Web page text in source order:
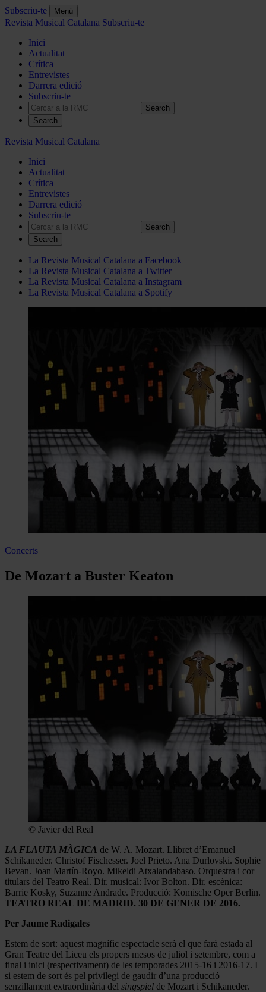
Subscriu-te Menú
Revista Musical Catalana Subscriu-te
Inici
Actualitat
Crítica
Entrevistes
Darrera edició
Subscriu-te
Search
Revista Musical Catalana
Inici
Actualitat
Crítica
Entrevistes
Darrera edició
Subscriu-te
Search
La Revista Musical Catalana a Facebook
La Revista Musical Catalana a Twitter
La Revista Musical Catalana a Instagram
La Revista Musical Catalana a Spotify
Concerts
De Mozart a Buster Keaton
© Javier del Real
LA FLAUTA MÀGICA de W. A. Mozart. Llibret d’Emanuel
Schikaneder. Christof Fischesser. Joel Prieto. Ana Durlovski. Sophie
Bevan. Joan Martín-Royo. Mikeldi Atxalandabaso. Orquestra i cor
titulars del Teatro Real. Dir. musical: Ivor Bolton. Dir. escènica:
Barrie Kosky, Suzanne Andrade. Producció: Komische Oper Berlin.
TEATRO REAL DE MADRID. 30 DE GENER DE 2016.
Per Jaume Radigales
Estem de sort: aquest magnífic espectacle serà el que farà estada al
Gran Teatre del Liceu els propers mesos de juliol i setembre, com a
final i inici (respectivament) de les temporades 2015-16 i 2016-17. I
si estem de sort és pel privilegi de gaudir d’una producció
senzillament extraordinària del singspiel de Mozart i Schikaneder.